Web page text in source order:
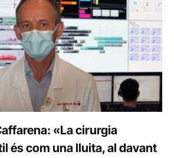
«La cirurgia
és com una lluita, al davant